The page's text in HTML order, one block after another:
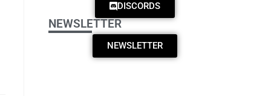
DISCORDS
NEWSLETTER
NEWSLETTER